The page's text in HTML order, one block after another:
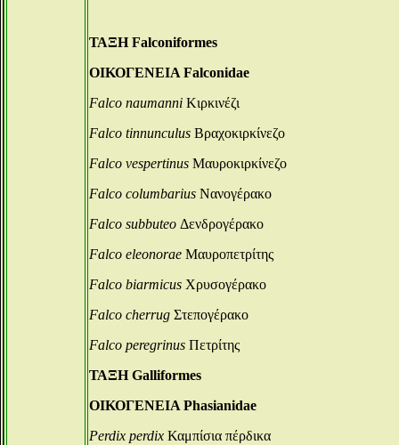
ΤΑΞΗ Falconiformes
ΟΙΚΟΓΕΝΕΙΑ Falconidae
Falco naumanni Κιρκινέζι
Falco tinnunculus Βραχοκιρκίνεζο
Falco vespertinus Μαυροκιρκίνεζο
Falco columbarius Νανογέρακο
Falco subbuteo Δενδρογέρακο
Falco eleonorae Μαυροπετρίτης
Falco biarmicus Χρυσογέρακο
Falco cherrug Στεπογέρακο
Falco peregrinus Πετρίτης
ΤΑΞΗ Galliformes
ΟΙΚΟΓΕΝΕΙΑ Phasianidae
Perdix perdix Καμπίσια πέρδικα